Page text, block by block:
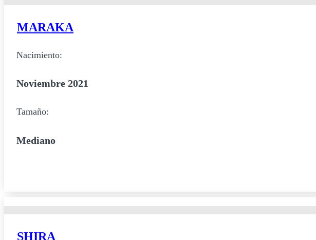
MARAKA
Nacimiento:
Noviembre 2021
Tamaño:
Mediano
SHIRA